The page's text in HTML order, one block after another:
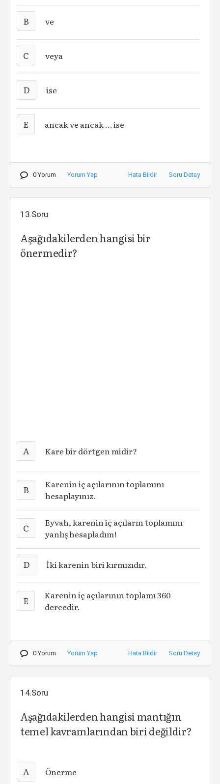
B ve
C veya
D ise
E ancak ve ancak … ise
0 Yorum Yorum Yap Hata Bildir Soru Detay
13.Soru
Aşağıdakilerden hangisi bir
önermedir?
A Kare bir dörtgen midir?
B
Karenin iç açılarının toplamını
hesaplayınız.
C
Eyvah, karenin iç açıların toplamını
yanlış hesapladım!
D İki karenin biri kırmızıdır.
E
Karenin iç açılarının toplamı 360
dercedir.
0 Yorum Yorum Yap Hata Bildir Soru Detay
14.Soru
Aşağıdakilerden hangisi mantığın
temel kavramlarından biri değildir?
A Önerme